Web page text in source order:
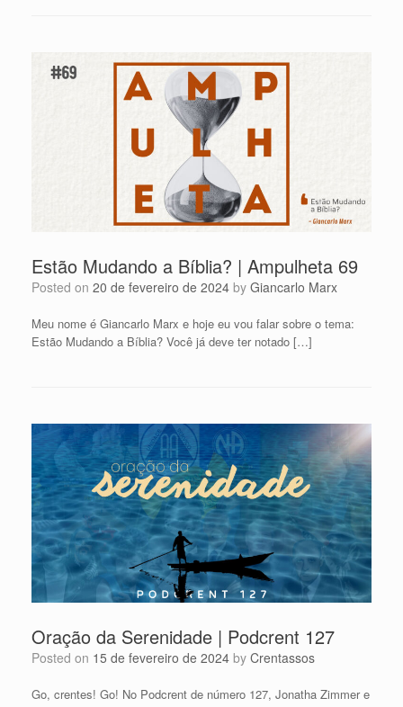
Estão Mudando a Bíblia? | Ampulheta 69
Posted on 20 de fevereiro de 2024 by Giancarlo Marx
Meu nome é Giancarlo Marx e hoje eu vou falar sobre o tema:
Estão Mudando a Bíblia? Você já deve ter notado […]
Oração da Serenidade | Podcrent 127
Posted on 15 de fevereiro de 2024 by Crentassos
Go, crentes! Go! No Podcrent de número 127, Jonatha Zimmer e